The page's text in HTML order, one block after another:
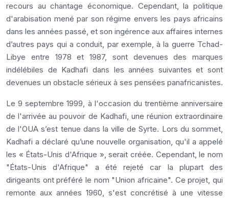
recours au chantage économique. Cependant, la politique
d'arabisation mené par son régime envers les pays africains
dans les années passé, et son ingérence aux affaires internes
d’autres pays qui a conduit, par exemple, à la guerre Tchad-
Libye entre 1978 et 1987, sont devenues des marques
indélébiles de Kadhafi dans les années suivantes et sont
devenues un obstacle sérieux à ses pensées panafricanistes.
Le 9 septembre 1999, à l'occasion du trentième anniversaire
de l'arrivée au pouvoir de Kadhafi, une réunion extraordinaire
de l'OUA s’est tenue dans la ville de Syrte. Lors du sommet,
Kadhafi a déclaré qu’une nouvelle organisation, qu'il a appelé
les « États-Unis d'Afrique », serait créée. Cependant, le nom
"États-Unis d'Afrique" a été rejeté car la plupart des
dirigeants ont préféré le nom "Union africaine". Ce projet, qui
remonte aux années 1960, s'est concrétisé à une vitesse